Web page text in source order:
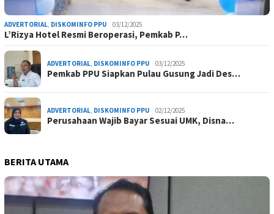
ADVERTORIAL, DISKOMINFO PPU 03/12/2025
L’Rizya Hotel Resmi Beroperasi, Pemkab P…
ADVERTORIAL, DISKOMINFO PPU 03/12/2025
Pemkab PPU Siapkan Pulau Gusung Jadi Des…
ADVERTORIAL, DISKOMINFO PPU 02/12/2025
Perusahaan Wajib Bayar Sesuai UMK, Disna…
BERITA UTAMA